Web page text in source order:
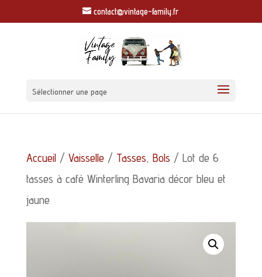
contact@vintage-family.fr
Sélectionner une page
Accueil/ Vaisselle/ Tasses, Bols / Lot de 6
tasses à café Winterling Bavaria décor bleu et
jaune